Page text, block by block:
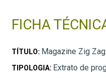
FICHA
TÍTULO: Magazine Zig
TIPOLOGIA: Extrato de